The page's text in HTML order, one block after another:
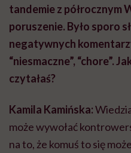
tandemie z półrocznym
poruszenie. Było sporo
negatywnych
“niesmaczne”, “chore”.
czytałaś?
Kamila Kamińska:
może wywołać
na to, że komuś to się